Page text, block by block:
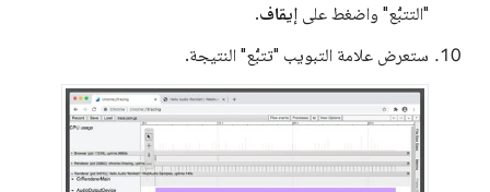
"التتبُّع" واضغط على إيقاف.
ستعرض علامة التبويب "تتبُّع" النتيجة.